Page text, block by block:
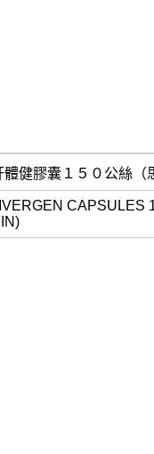
體健膠囊１５０公絲（
CAPSULES